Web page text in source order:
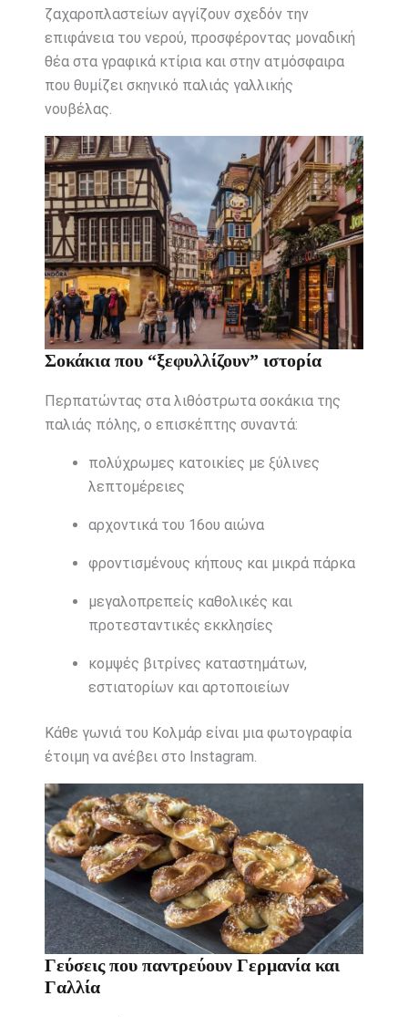
ζαχαροπλαστείων αγγίζουν σχεδόν την
επιφάνεια του νερού, προσφέροντας μοναδική
θέα στα γραφικά κτίρια και στην ατμόσφαιρα
που θυμίζει σκηνικό παλιάς γαλλικής
νουβέλας.
Σοκάκια που “ξεφυλλίζουν” ιστορία
Περπατώντας στα λιθόστρωτα σοκάκια της
παλιάς πόλης, ο επισκέπτης συναντά:
πολύχρωμες κατοικίες με ξύλινες
λεπτομέρειες
αρχοντικά του 16ου αιώνα
φροντισμένους κήπους και μικρά πάρκα
μεγαλοπρεπείς καθολικές και
προτεσταντικές εκκλησίες
κομψές βιτρίνες καταστημάτων,
εστιατορίων και αρτοποιείων
Κάθε γωνιά του Κολμάρ είναι μια φωτογραφία
έτοιμη να ανέβει στο Instagram.
Γεύσεις που παντρεύουν Γερμανία και
Γαλλία